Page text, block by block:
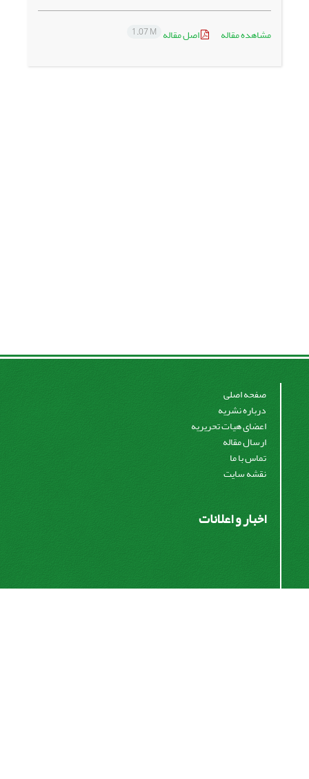
مشاهده مقاله اصل مقاله 1.07 M
صفحه اصلی
درباره نشریه
اعضای هیات تحریریه
ارسال مقاله
تماس با ما
نقشه سایت
اخبار و اعلانات